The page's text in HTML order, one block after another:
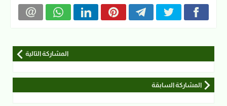
المشاركة التالية
المشاركة السابقة